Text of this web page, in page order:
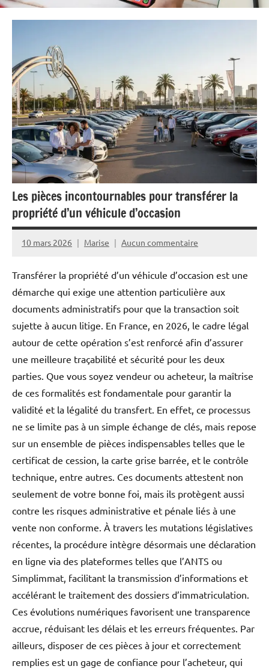
Les pièces incontournables pour transférer la
propriété d’un véhicule d’occasion
10 mars 2026 Marise Aucun commentaire
Transférer la propriété d’un véhicule d’occasion est une
démarche qui exige une attention particulière aux
documents administratifs pour que la transaction soit
sujette à aucun litige. En France, en 2026, le cadre légal
autour de cette opération s’est renforcé afin d’assurer
une meilleure traçabilité et sécurité pour les deux
parties. Que vous soyez vendeur ou acheteur, la maîtrise
de ces formalités est fondamentale pour garantir la
validité et la légalité du transfert. En effet, ce processus
ne se limite pas à un simple échange de clés, mais repose
sur un ensemble de pièces indispensables telles que le
certificat de cession, la carte grise barrée, et le contrôle
technique, entre autres. Ces documents attestent non
seulement de votre bonne foi, mais ils protègent aussi
contre les risques administrative et pénale liés à une
vente non conforme. À travers les mutations législatives
récentes, la procédure intègre désormais une déclaration
en ligne via des plateformes telles que l’ANTS ou
Simplimmat, facilitant la transmission d’informations et
accélérant le traitement des dossiers d’immatriculation.
Ces évolutions numériques favorisent une transparence
accrue, réduisant les délais et les erreurs fréquentes. Par
ailleurs, disposer de ces pièces à jour et correctement
remplies est un gage de confiance pour l’acheteur, qui